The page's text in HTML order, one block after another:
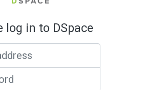
log in to DSpace